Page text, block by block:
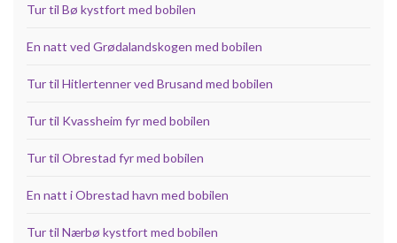
Tur til Bø kystfort med bobilen
En natt ved Grødalandskogen med bobilen
Tur til Hitlertenner ved Brusand med bobilen
Tur til Kvassheim fyr med bobilen
Tur til Obrestad fyr med bobilen
En natt i Obrestad havn med bobilen
Tur til Nærbø kystfort med bobilen